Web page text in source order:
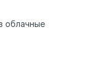
облачные